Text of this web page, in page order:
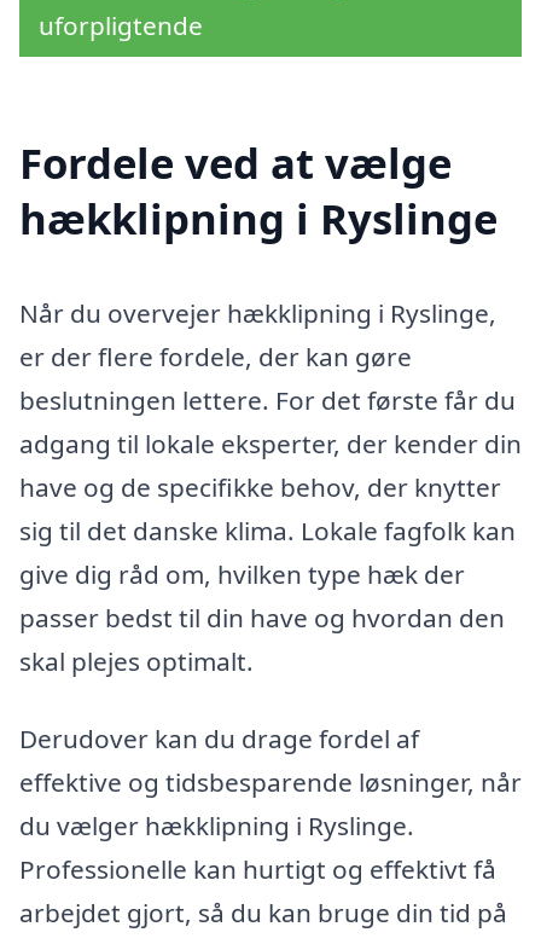
uforpligtende
Fordele ved at vælge
hækklipning i Ryslinge
Når du overvejer hækklipning i Ryslinge,
er der flere fordele, der kan gøre
beslutningen lettere. For det første får du
adgang til lokale eksperter, der kender din
have og de specifikke behov, der knytter
sig til det danske klima. Lokale fagfolk kan
give dig råd om, hvilken type hæk der
passer bedst til din have og hvordan den
skal plejes optimalt.
Derudover kan du drage fordel af
effektive og tidsbesparende løsninger, når
du vælger hækklipning i Ryslinge.
Professionelle kan hurtigt og effektivt få
arbejdet gjort, så du kan bruge din tid på